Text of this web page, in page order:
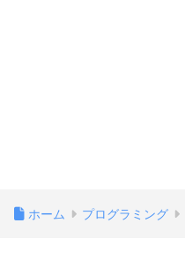
ホーム プログラミング